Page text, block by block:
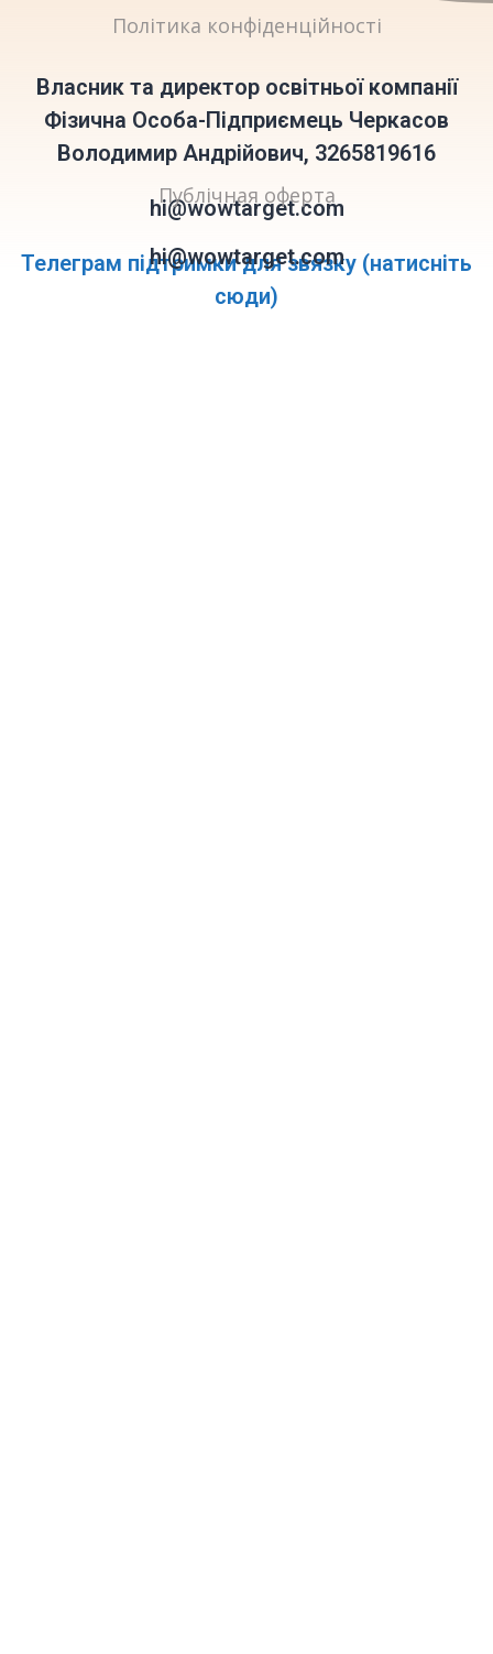
Політика конфіденційності
Власник та директор освітньої компанії
Фізична Особа-Підприємець Черкасов
Володимир Андрійович, 3265819616
hi@wowtarget.com
Телеграм підтримки для звязку (натисніть
сюди)
Публічная оферта
hi@wowtarget.com